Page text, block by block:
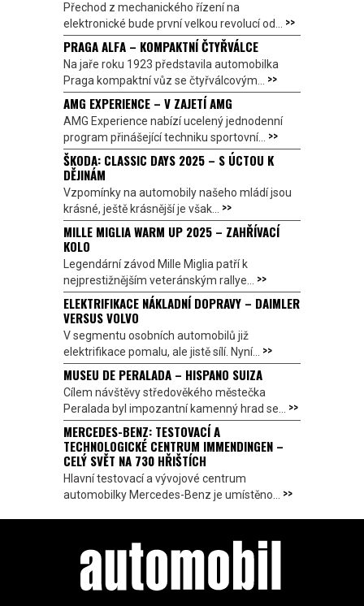
Přechod z mechanického řízení na
elektronické bude první velkou revolucí od... >>
PRAGA ALFA – KOMPAKTNÍ ČTYŘVÁLCE
Na jaře roku 1923 představila automobilka
Praga kompaktní vůz se čtyřválcovým... >>
AMG EXPERIENCE – V ZAJETÍ AMG
AMG Experience nabízí ucelený jednodenní
program přinášející techniku sportovní... >>
ŠKODA: CLASSIC DAYS 2025 – S ÚCTOU K
DĚJINÁM
Vzpomínky na automobily našeho mládí jsou
krásné, ještě krásnější je však... >>
MILLE MIGLIA WARM UP 2025 – ZAHŘÍVACÍ
KOLO
Legendární závod Mille Miglia patří k
nejprestižnějším veteránským rallye... >>
ELEKTRIFIKACE NÁKLADNÍ DOPRAVY – DAIMLER
VERSUS VOLVO
V segmentu osobních automobilů již
elektrifikace pomalu, ale jistě sílí. Nyní... >>
MUSEU DE PERALADA – HISPANO SUIZA
Cílem návštěvy středověkého městečka
Peralada byl impozantní kamenný hrad se... >>
MERCEDES-BENZ: TESTOVACÍ A
TECHNOLOGICKÉ CENTRUM IMMENDINGEN –
CELÝ SVĚT NA 730 HŘIŠTÍCH
Hlavní testovací a vývojové centrum
automobilky Mercedes-Benz je umístěno... >>